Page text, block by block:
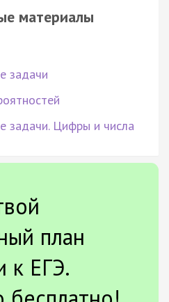
материалы
задачи
задачи. Цифры и числа
план
к ЕГЭ.